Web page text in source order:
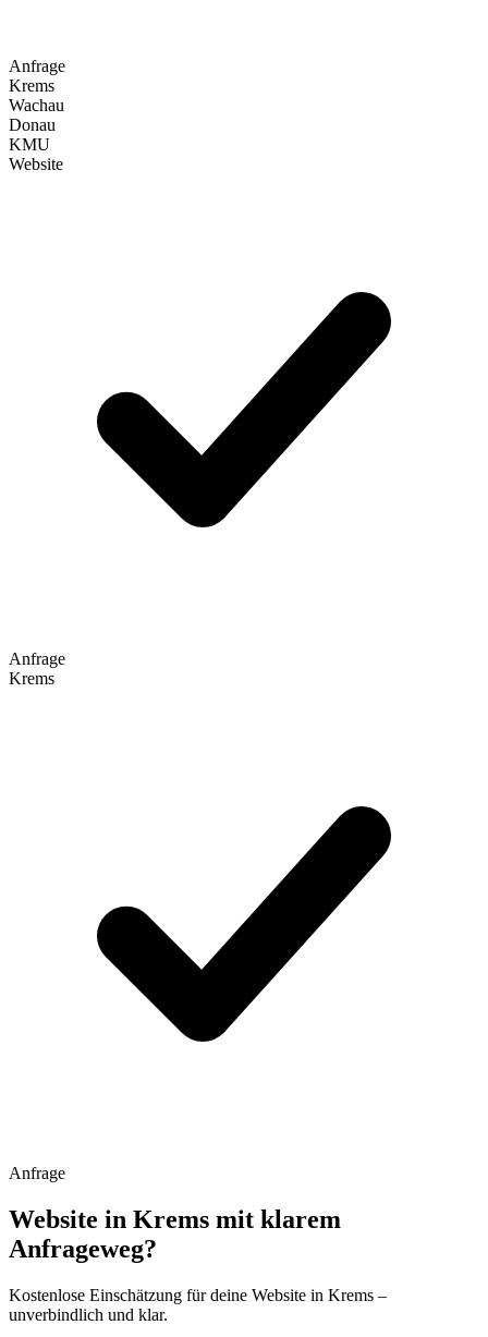
Anfrage
Krems
Wachau
Donau
KMU
Website
Anfrage
Krems
Anfrage
Website in Krems mit klarem
Anfrageweg?
Kostenlose Einschätzung für deine Website in Krems –
unverbindlich und klar.